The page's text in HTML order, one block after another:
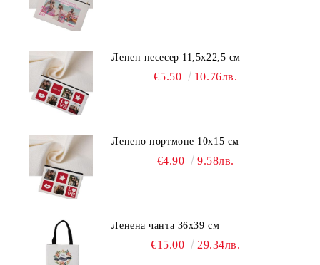
Ленен несесер 11,5х22,5 см
€5.50 10.76лв.
Ленено портмоне 10х15 см
€4.90 9.58лв.
Ленена чанта 36х39 см
€15.00 29.34лв.